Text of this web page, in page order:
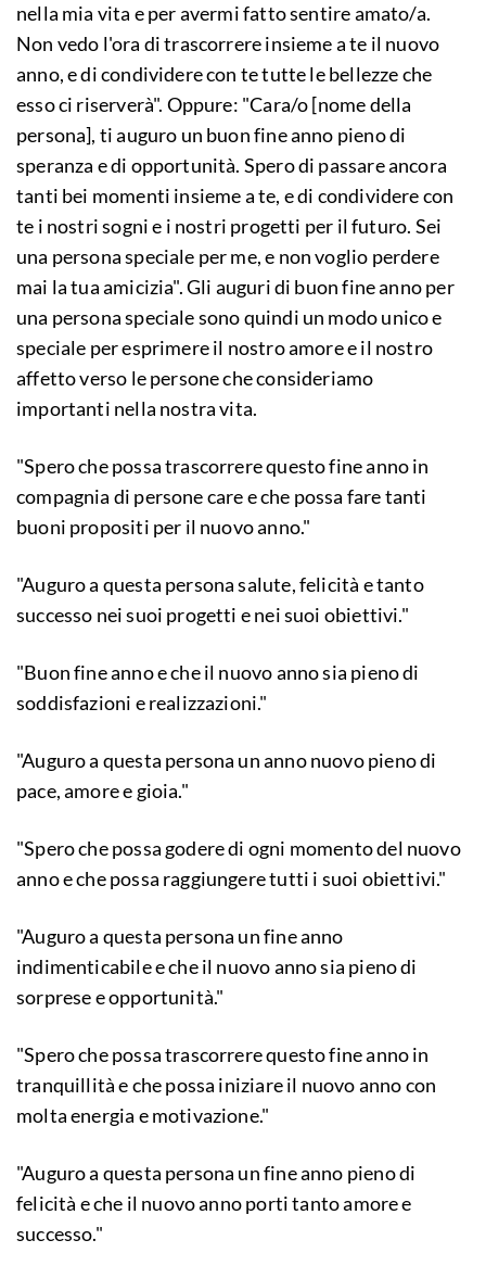
nella mia vita e per avermi fatto sentire amato/a.
Non vedo l'ora di trascorrere insieme a te il nuovo
anno, e di condividere con te tutte le bellezze che
esso ci riserverà". Oppure: "Cara/o [nome della
persona], ti auguro un buon fine anno pieno di
speranza e di opportunità. Spero di passare ancora
tanti bei momenti insieme a te, e di condividere con
te i nostri sogni e i nostri progetti per il futuro. Sei
una persona speciale per me, e non voglio perdere
mai la tua amicizia". Gli auguri di buon fine anno per
una persona speciale sono quindi un modo unico e
speciale per esprimere il nostro amore e il nostro
affetto verso le persone che consideriamo
importanti nella nostra vita.
"Spero che possa trascorrere questo fine anno in
compagnia di persone care e che possa fare tanti
buoni propositi per il nuovo anno."
"Auguro a questa persona salute, felicità e tanto
successo nei suoi progetti e nei suoi obiettivi."
"Buon fine anno e che il nuovo anno sia pieno di
soddisfazioni e realizzazioni."
"Auguro a questa persona un anno nuovo pieno di
pace, amore e gioia."
"Spero che possa godere di ogni momento del nuovo
anno e che possa raggiungere tutti i suoi obiettivi."
"Auguro a questa persona un fine anno
indimenticabile e che il nuovo anno sia pieno di
sorprese e opportunità."
"Spero che possa trascorrere questo fine anno in
tranquillità e che possa iniziare il nuovo anno con
molta energia e motivazione."
"Auguro a questa persona un fine anno pieno di
felicità e che il nuovo anno porti tanto amore e
successo."